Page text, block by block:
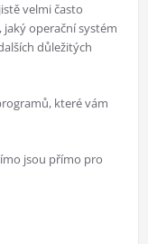
velmi často
operační systém
důležitých
které vám
jsou přímo pro